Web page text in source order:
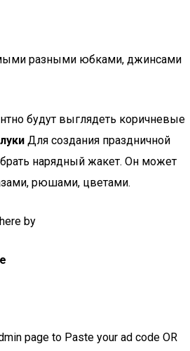
разными юбками, джинсами
будут выглядеть коричневые
Для создания праздничной
нарядный жакет. Он может
рюшами, цветами.
by
page to Paste your ad code OR